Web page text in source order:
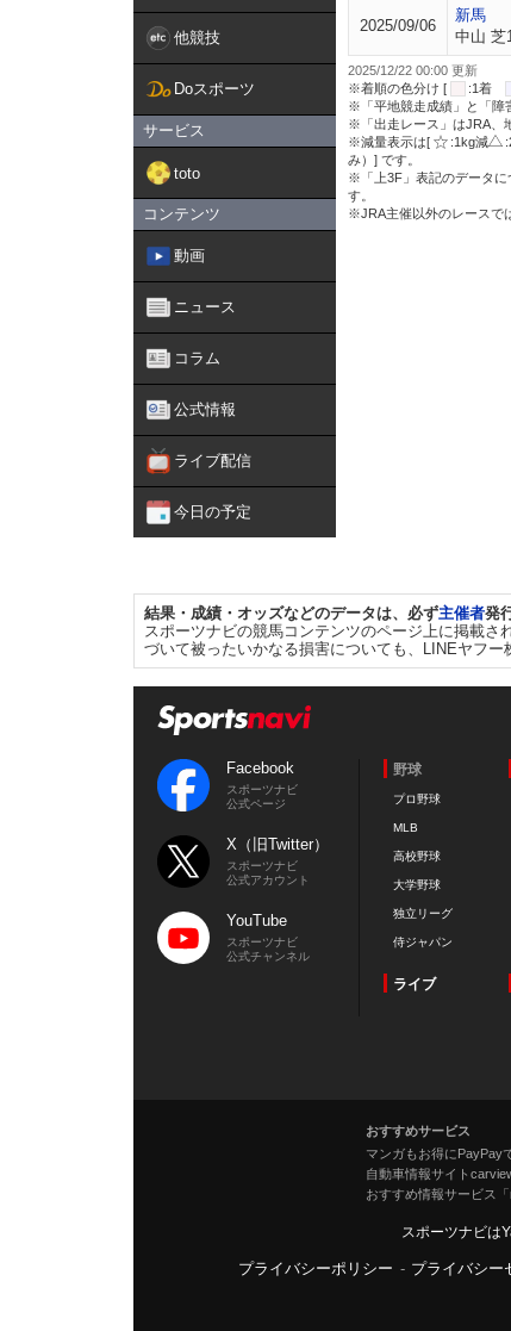
他競技
Doスポーツ
サービス
toto
コンテンツ
動画
ニュース
コラム
公式情報
ライブ配信
今日の予定
2025/09/06
新馬
中山 芝
2025/12/22 00:00 更新
※着順の色分け [
:1着
※「平地競走成績」と「障
※「出走レース」はJRA、
※減量表示は[
:1kg減
み）] です。
※「上3F」表記のデータに
す。
※JRA主催以外のレースで
結果・成績・オッズなどのデータは、必ず主催者発
スポーツナビの競馬コンテンツのページ上に掲載
づいて被ったいかなる損害についても、LINEヤフー
Facebook
スポーツナビ
公式ページ
X（旧Twitter）
スポーツナビ
公式アカウント
YouTube
スポーツナビ
公式チャンネル
野球
プロ野球
MLB
高校野球
大学野球
独立リーグ
侍ジャパン
ライブ
おすすめサービス
マンガもお得にPayPay
自動車情報サイト
おすすめ情報サービス「
スポーツナビは
プライバシーポリシー - プライバシー